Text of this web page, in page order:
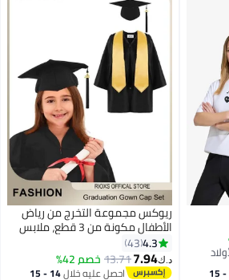
14 - 15
ريوكس مجموعة التخرج من رياض
الأطفال مكونة من 3 قطع، ملابس
تخرج لطلاب المرحلة الابتدائية
والمتوسطة، ثوب التخرج وقبعة
التخرج وشرابة وشاح، بدلات تخرج
4.3
43
د.ك‏7.94
13.71خصم 42%
احصل عليه خلال 14 - 15